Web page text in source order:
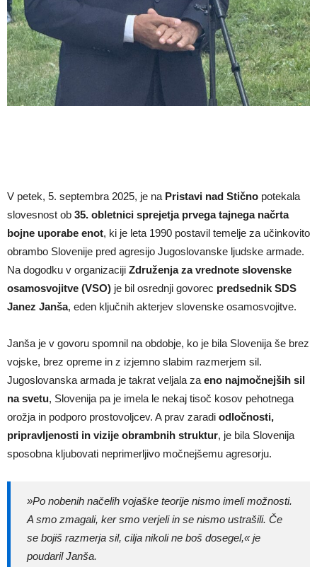
V petek, 5. septembra 2025, je na Pristavi nad Stično potekala
slovesnost ob 35. obletnici sprejetja prvega tajnega načrta
bojne uporabe enot, ki je leta 1990 postavil temelje za učinkovito
obrambo Slovenije pred agresijo Jugoslovanske ljudske armade.
Na dogodku v organizaciji Združenja za vrednote slovenske
osamosvojitve (VSO) je bil osrednji govorec predsednik SDS
Janez Janša, eden ključnih akterjev slovenske osamosvojitve.
Janša je v govoru spomnil na obdobje, ko je bila Slovenija še brez
vojske, brez opreme in z izjemno slabim razmerjem sil.
Jugoslovanska armada je takrat veljala za eno najmočnejših sil
na svetu, Slovenija pa je imela le nekaj tisoč kosov pehotnega
orožja in podporo prostovoljcev. A prav zaradi odločnosti,
pripravljenosti in vizije obrambnih struktur, je bila Slovenija
sposobna kljubovati neprimerljivo močnejšemu agresorju.
»Po nobenih načelih vojaške teorije nismo imeli možnosti.
A smo zmagali, ker smo verjeli in se nismo ustrašili. Če
se bojiš razmerja sil, cilja nikoli ne boš dosegel,«je
poudaril Janša.